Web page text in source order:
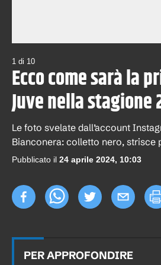
1 di 10
Ecco come sarà la
Juve nella
Le foto svelate dall’account
Bianconera: colletto nero, strisce
Pubblicato il 24 aprile 2024, 10:03
PER APPROFONDIRE